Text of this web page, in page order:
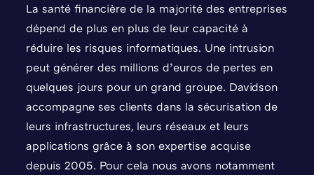
La santé financière de la majorité des entreprises
dépend de plus en plus de leur capacité à
réduire les risques informatiques. Une intrusion
peut générer des millions d’euros de pertes en
quelques jours pour un grand groupe. Davidson
accompagne ses clients dans la sécurisation de
leurs infrastructures, leurs réseaux et leurs
applications grâce à son expertise acquise
depuis 2005. Pour cela nous avons notamment